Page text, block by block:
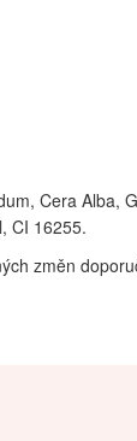
Cera
CI 16255.
změn